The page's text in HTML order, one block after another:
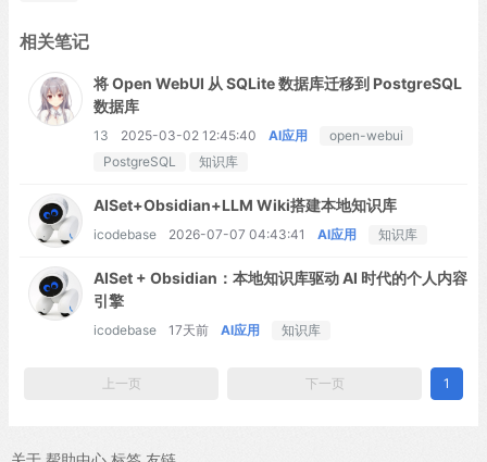
然而，这些知识隐式存储在神经网络参数中，需要不断扩大网络规
过潜在知识检索器增强语言模型预训练，使模型能在预训练、微调
和推理阶段检索并关注来自维基百科等大型语料库的文档。我们首
次展示了如何以无监督方式预训练此类知识检索器：使用掩码语言
建模作为学习信号，并通过考虑数百万文档的检索步骤进行反向传
增强型语言模型预训练(REALM)的有效性。在三个主流Open-QA基
准测试中，我们与显式和隐式知识存储的先进模型进行对比，发现
以显著优势(绝对准确率提升4%)超越所有现有方法，同时具备可解
释性和模块化等质性优势。
相关笔记
将 Open WebUI 从 SQLite 数据库迁移到 PostgreSQL
数据库
13 2025-03-02 12:45:40 AI应用
open-webui
PostgreSQL
知识库
AISet+Obsidian+LLM Wiki搭建本地知识库
icodebase 2026-07-07 04:43:41 AI应用 知识库
AISet + Obsidian：本地知识库驱动 AI 时代的个人内容
引擎
icodebase 17天前 AI应用 知识库
上一页 下一页 1